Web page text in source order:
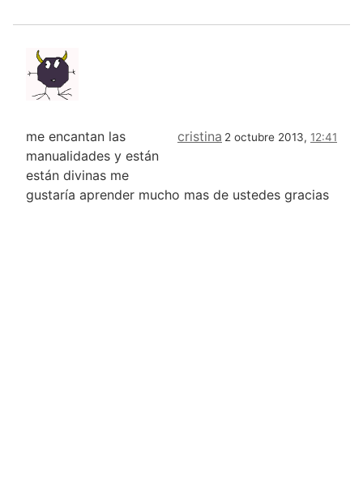
cristina 2 octubre 2013, 12:41
me encantan las
manualidades y están
están divinas me
gustaría aprender mucho mas de ustedes gracias